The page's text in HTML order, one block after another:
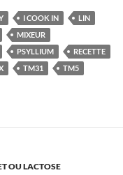
I COOK IN
LIN
MIXEUR
PSYLLIUM
RECETTE
TM31
TM5
OU LACTOSE